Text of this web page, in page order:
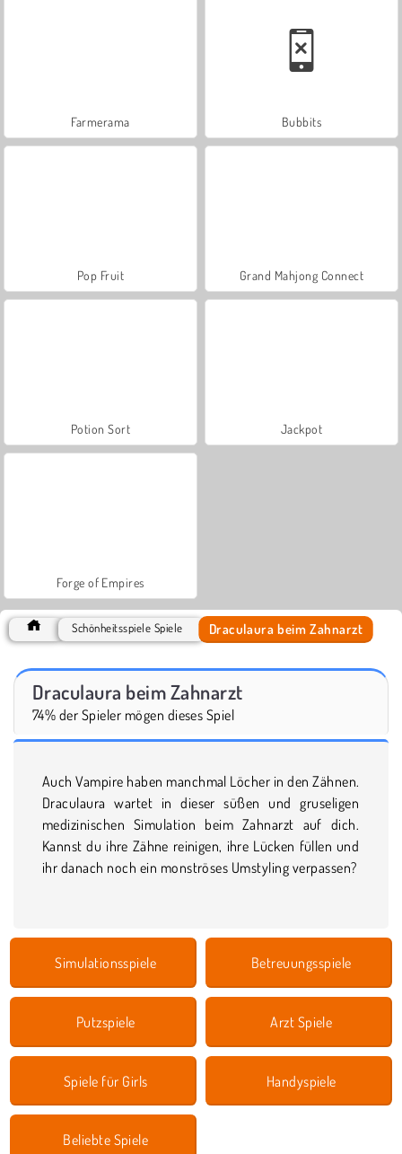
Farmerama Bubbits
Pop Fruit Grand Mahjong Connect
Potion Sort Jackpot
Forge of Empires
Schönheitsspiele Spiele Draculaura beim Zahnarzt
Draculaura beim Zahnarzt
74% der Spieler mögen dieses Spiel
Auch Vampire haben manchmal Löcher in den Zähnen.
Draculaura wartet in dieser süßen und gruseligen
medizinischen Simulation beim Zahnarzt auf dich.
Kannst du ihre Zähne reinigen, ihre Lücken füllen und
ihr danach noch ein monströses Umstyling verpassen?
Simulationsspiele Betreuungsspiele
Putzspiele Arzt Spiele
Spiele für Girls Handyspiele
Beliebte Spiele